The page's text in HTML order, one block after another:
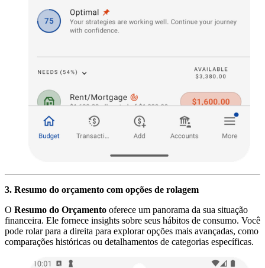
3. Resumo do orçamento com opções de rolagem
O Resumo do Orçamento oferece um panorama da sua situação
financeira. Ele fornece insights sobre seus hábitos de consumo. Você
pode rolar para a direita para explorar opções mais avançadas, como
comparações históricas ou detalhamentos de categorias específicas.